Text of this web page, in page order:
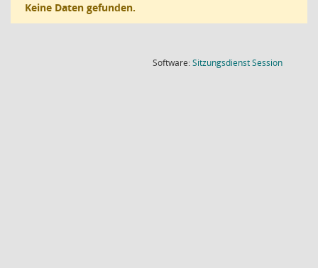
Keine Daten gefunden.
Software:SitzungsdienstSession(Wird in